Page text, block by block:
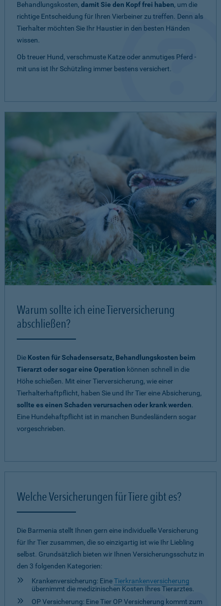
Behandlungskosten, damit Sie den Kopf frei haben, um die
richtige Entscheidung für Ihren Vierbeiner zu treffen. Denn als
Tierhalter möchten Sie Ihr Haustier in den besten Händen
wissen.
Ob treuer Hund, verschmuste Katze oder anmutiges Pferd -
mit uns ist Ihr Schützling immer bestens versichert.
Warum sollte ich eine Tierversicherung
abschließen?
Die Kosten für Schadensersatz, Behandlungskosten beim
Tierarzt oder sogar eine Operation können schnell in die
Höhe schießen. Mit einer Tierversicherung, wie einer
Tierhalterhaftpflicht, haben Sie und Ihr Tier eine Absicherung,
sollte es einen Schaden verursachen oder krank werden.
Eine Hundehaftpflicht ist in manchen Bundesländern sogar
vorgeschrieben.
Welche Versicherungen für Tiere gibt es?
Die Barmenia stellt Ihnen gern eine individuelle Versicherung
für Ihr Tier zusammen, die so einzigartig ist wie Ihr Liebling
selbst. Grundsätzlich bieten wir Ihnen Versicherungsschutz in
den 3 folgenden Kategorien:
Krankenversicherung: EineTierkrankenversicherung
übernimmt die medizinischen Kosten Ihres Tierarztes.
OP Versicherung: Eine Tier OP Versicherung kommt zum